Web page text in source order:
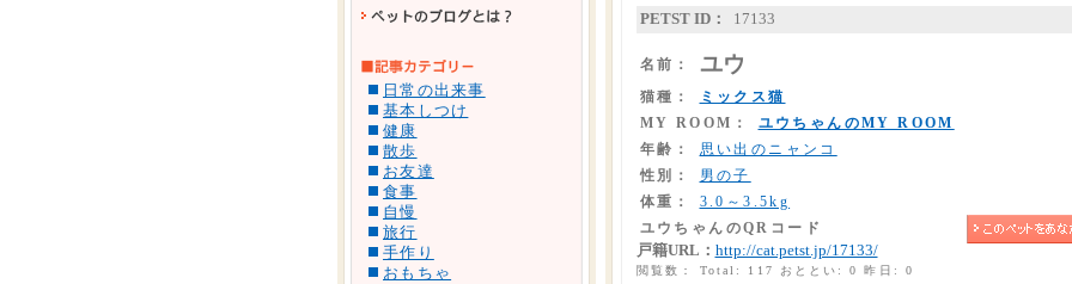
日常の出来事
基本しつけ
健康
散歩
お友達
食事
自慢
旅行
手作り
おもちゃ
PETST ID： 17133
名前： ユウ
猫種：
ミックス猫
MY ROOM：
ユウちゃんのMY ROOM
年齢：
思い出のニャンコ
性別：
男の子
体重：
3.0～3.5kg
ユウちゃんのQRコード
戸籍URL： http://cat.petst.jp/17133/
閲覧数： Total: 117 おととい: 0 昨日: 0